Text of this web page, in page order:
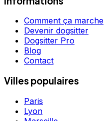
Comment ça marche
Devenir dogsitter
Dogsitter Pro
Blog
Contact
Villes populaires
Paris
Lyon